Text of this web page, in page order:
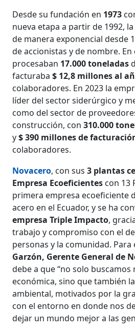
Desde su fundación en 1973
nueva etapa a partir de 1992,
de manera exponencial desde
de accionistas y de nombre. En
procesaban 17.000 toneladas
facturaba$ 12,8 millones al
colaboradores. En 2023 la
líder del sector siderúrgico y
como del sector de
construcción, con310.000
y$ 390 millones de
colaboradores.
Novacero, con sus3 plantas
Empresa Ecoeficientes con 13
primera empresa ecoeficiente
acero en el Ecuador, y se ha
empresa Triple Impacto,
trabajo y compromiso con el
personas y la comunidad. Para
Garzón, Gerente General de
debe a que “no solo
económica, sino que también
ambiental, motivados por la
con el entorno en donde nos
dejar un mundo mejor a las